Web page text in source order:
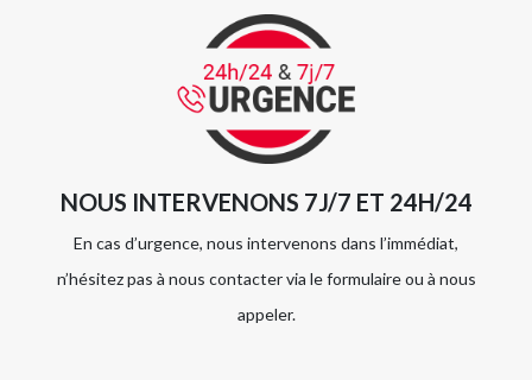
NOUS INTERVENONS 7J/7 ET 24H/24
En cas d’urgence, nous intervenons dans l’immédiat,
n’hésitez pas à nous contacter via le formulaire ou à nous
appeler.